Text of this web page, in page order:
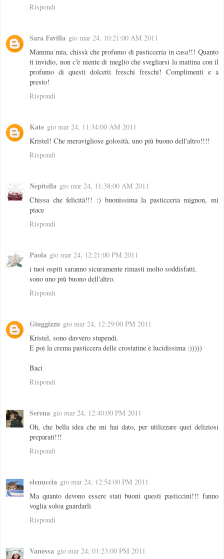
Rispondi
Sara Favilla gio mar 24, 10:21:00 AM 2011
Mamma mia, chissà che profumo di pasticceria in casa!!! Quanto
ti invidio, non c'è niente di meglio che svegliarsi la mattina con il
profumo di questi dolcetti freschi freschi! Complimenti e a
presto!
Rispondi
Kate gio mar 24, 11:34:00 AM 2011
Kristel! Che meravigliose golosità, uno più buono dell'altro!!!!
Rispondi
Nepitella gio mar 24, 11:38:00 AM 2011
Chissa che felicità!!! :) buonissima la pasticceria mignon, mi
piace
Rispondi
Paola gio mar 24, 12:21:00 PM 2011
i tuoi ospiti saranno sicuramente rimasti molto soddisfatti.
sono uno più buono dell'altro.
Rispondi
Giuggizzu gio mar 24, 12:29:00 PM 2011
Kristel, sono davvero stupendi.
E poi la crema pasticcera delle crostatine è lucidissima :)))))
Baci
Rispondi
Serena gio mar 24, 12:40:00 PM 2011
Oh, che bella idea che mi hai dato, per utilizzare quei deliziosi
preparati!!!
Rispondi
elenuccia gio mar 24, 12:54:00 PM 2011
Ma quanto devono essere stati buoni questi pasticcini!!! fanno
voglia soloa guardarli
Rispondi
Vanessa gio mar 24, 01:23:00 PM 2011